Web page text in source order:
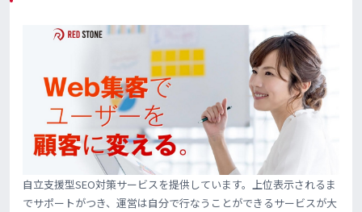
自立支援型SEO対策サービスを提供しています。上位表示されるま
でサポートがつき、運営は自分で行なうことができるサービスが大